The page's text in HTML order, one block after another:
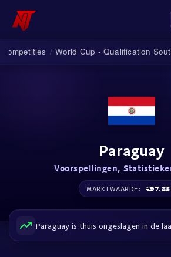
Competities / World Cup - Qualification
Paraguay
Voorspellingen,
MARKTWAARDE:
Paraguay is thuis ongeslagen in de